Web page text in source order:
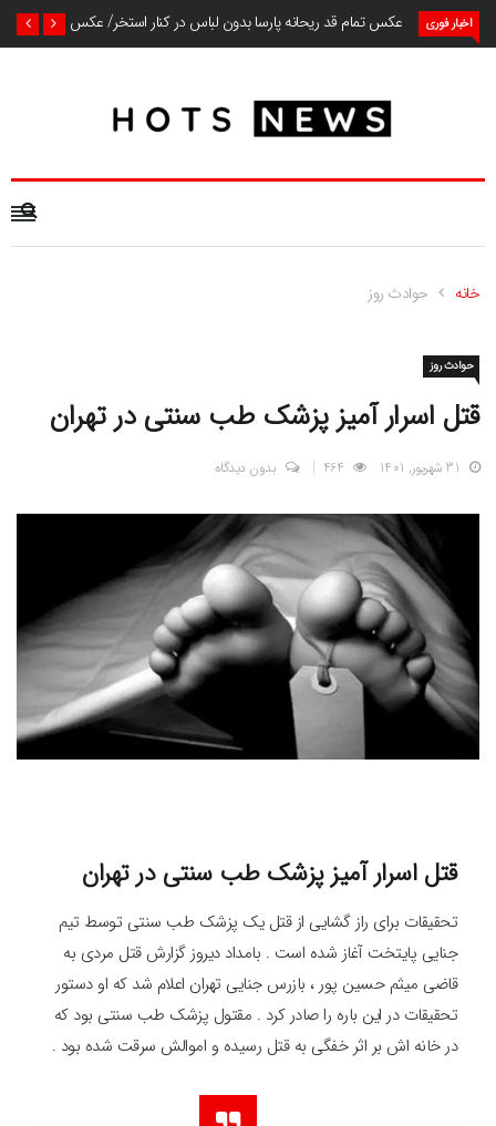
اخبار فوری عکس تمام قد ریحانه پارسا بدون لباس در کنار استخر/ عکس
خانه حوادث روز
حوادث روز
قتل اسرار آمیز پزشک طب سنتی در تهران
31 شهریور, 1401 بدون دیدگاه
قتل اسرار آمیز پزشک طب سنتی در تهران
تحقیقات برای راز گشایی از قتل یک پزشک طب سنتی توسط تیم
جنایی پایتخت آغاز شده است . بامداد دیروز گزارش قتل مردی به
قاضی میثم حسین پور ، بازرس جنایی تهران اعلام شد که او دستور
تحقیقات در این باره را صادر کرد . مقتول پزشک طب سنتی بود که
در خانه اش بر اثر خفگی به قتل رسیده و اموالش سرقت شده بود .